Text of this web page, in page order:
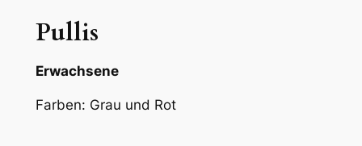
Pullis
Erwachsene
Farben: Grau und Rot